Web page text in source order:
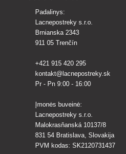
Padalinys:
Lacnepostreky s.r.o.
Brnianska 2343
911 05 Trenčín
+421 915 420 295
kontakt@lacnepostreky.sk
Pr - Pn 9:00 - 16:00
Įmonės buveinė:
Lacnepostreky s.r.o.
Malokrasňanská 10137/8
831 54 Bratislava, Slovakija
PVM kodas: SK2120731437